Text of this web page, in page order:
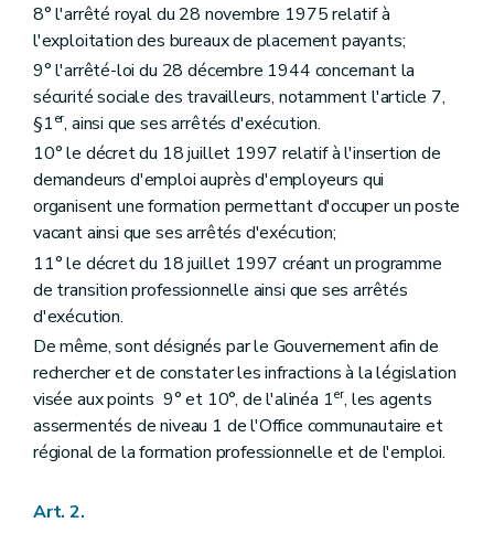
8° l'arrêté royal du 28 novembre 1975 relatif à
l'exploitation des bureaux de placement payants;
9° l'arrêté-loi du 28 décembre 1944 concernant la
sécurité sociale des travailleurs, notamment l'article 7,
§1er, ainsi que ses arrêtés d'exécution.
10° le décret du 18 juillet 1997 relatif à l'insertion de
demandeurs d'emploi auprès d'employeurs qui
organisent une formation permettant d'occuper un poste
vacant ainsi que ses arrêtés d'exécution;
11° le décret du 18 juillet 1997 créant un programme
de transition professionnelle ainsi que ses arrêtés
d'exécution.
De même, sont désignés par le Gouvernement afin de
rechercher et de constater les infractions à la législation
visée aux points 9° et 10°, de l'alinéa 1er, les agents
assermentés de niveau 1 de l'Office communautaire et
régional de la formation professionnelle et de l'emploi.
Art. 2.